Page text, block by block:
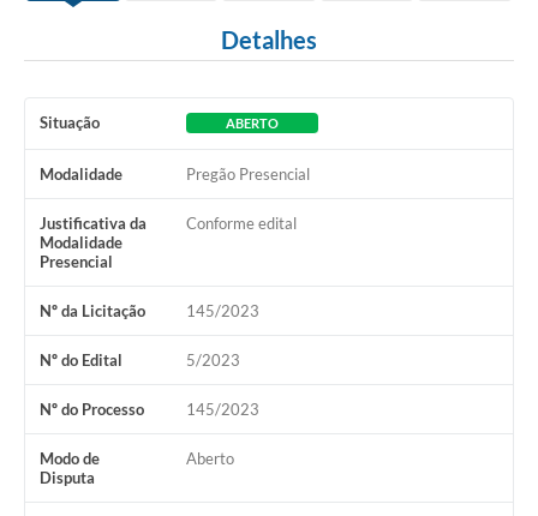
Contas Públicas
Legislação
Links
Serviços Online
Enquete
Jornal
Agenda
SIC
Contato
Detalhes
Situação ABERTO
Modalidade Pregão Presencial
Justificativa da
Modalidade
Presencial
Conforme edital
Nº da Licitação 145/2023
Nº do Edital 5/2023
Nº do Processo 145/2023
Modo de
Disputa
Aberto